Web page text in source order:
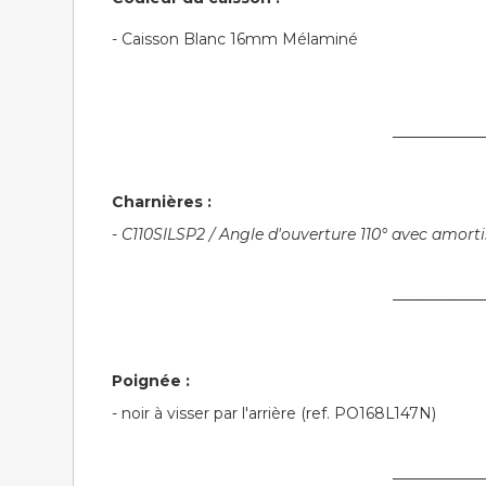
- Caisson Blanc 16mm Mélaminé
Charnières :
- C110SILSP2 / Angle d'ouverture 110° avec
Poignée :
- noir à visser par l'arrière (ref. PO168L147N)